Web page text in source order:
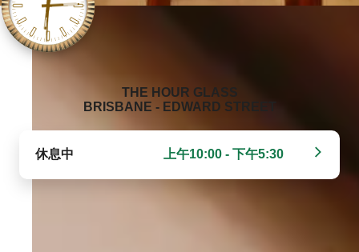
‭THE HOUR GLASS
BRISBANE - EDWARD STREET‬
休息中 上午10:00 - 下午5:30